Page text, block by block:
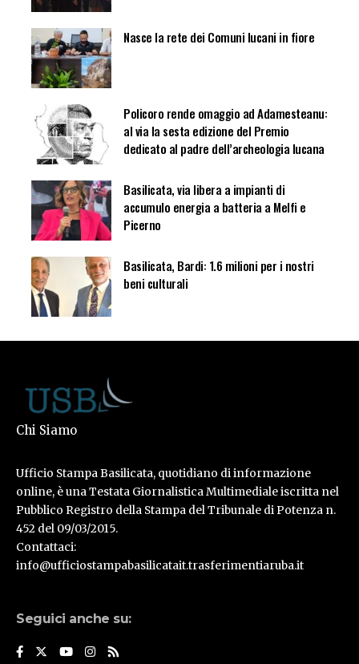
Nasce la rete dei Comuni lucani in fiore
Policoro rende omaggio ad Adamesteanu:
al via la sesta edizione del Premio
dedicato al padre dell’archeologia lucana
Basilicata, via libera a impianti di
accumulo energia a batteria a Melfi e
Picerno
Basilicata, Bardi: 1.6 milioni per i nostri
beni culturali
Chi Siamo
Ufficio Stampa Basilicata, quotidiano di informazione
online, è una Testata Giornalistica Multimediale iscritta nel
Pubblico Registro della Stampa del Tribunale di Potenza n.
452 del 09/03/2015.
Contattaci:
info@ufficiostampabasilicatait.trasferimentiaruba.it
Seguici anche su: